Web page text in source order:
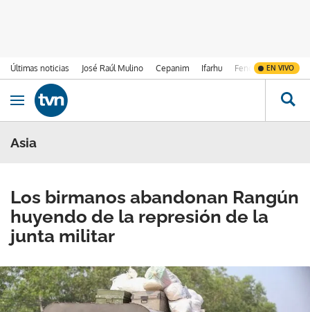
Últimas noticias José Raúl Mulino Cepanim Ifarhu Fenómeno de El
EN VIVO
Ir al contenido
Obrir navegació
Asia
Los birmanos abandonan Rangún
huyendo de la represión de la
junta militar